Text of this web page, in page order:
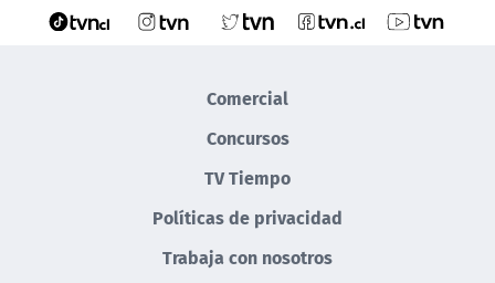
Comercial
Concursos
TV Tiempo
Políticas de privacidad
Trabaja con nosotros